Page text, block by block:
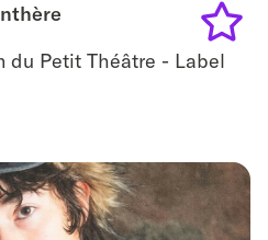
du Petit Théâtre - Label
Add